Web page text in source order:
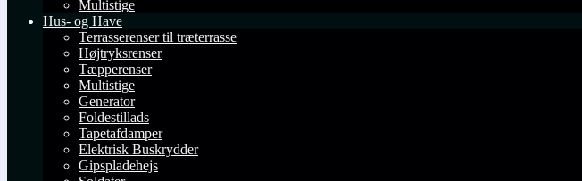
Multistige
Hus- og Have
Terrasserenser til træterrasse
Højtryksrenser
Tæpperenser
Multistige
Generator
Foldestillads
Tapetafdamper
Elektrisk Buskrydder
Gipspladehejs